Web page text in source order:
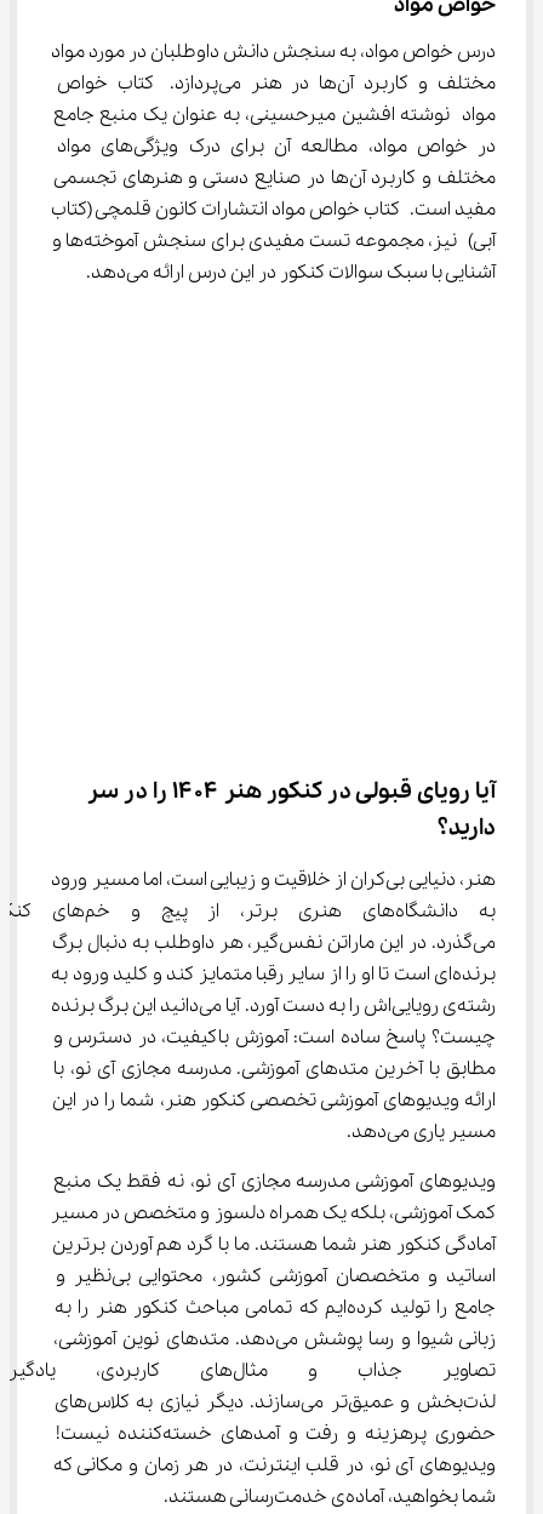
درس خواص مواد، به سنجش دانش داوطلبان در مورد مواد
مختلف و کاربرد آن‌ها در هنر می‌پردازد. کتاب خواص
مواد نوشته افشین میرحسینی، به عنوان یک منبع جامع
در خواص مواد، مطالعه آن برای درک ویژگی‌های مواد
مختلف و کاربرد آن‌ها در صنایع دستی و هنرهای تجسمی
مفید است. کتاب خواص مواد انتشارات کانون قلمچی (کتاب
آبی) نیز، مجموعه تست مفیدی برای سنجش آموخته‌ها و
آشنایی با سبک سوالات کنکور در این درس ارائه می‌دهد.
آیا رویای قبولی در کنکور هنر ۱۴۰۴ را در سر
دارید؟
هنر، دنیایی بی‌کران از خلاقیت و زیبایی است، اما مسیر ورود
به دانشگاه‌های هنری برتر،
می‌گذرد. در این ماراتن نفس‌گیر، هر داوطلب به دنبال برگ
برنده‌ای است تا او را از سایر رقبا متمایز کند و کلید ورود به
رشته‌ی رویایی‌اش را به دست آورد. آیا می‌دانید این برگ برنده
چیست؟ پاسخ ساده است: آموزش باکیفیت، در دسترس و
مطابق با آخرین متدهای آموزشی. مدرسه مجازی آی نو، با
ارائه ویدیوهای آموزشی تخصصی کنکور هنر، شما را در این
مسیر یاری می‌دهد.
ویدیوهای آموزشی مدرسه مجازی آی نو، نه فقط یک منبع
کمک آموزشی، بلکه یک همراه دلسوز و متخصص در مسیر
آمادگی کنکور هنر شما هستند. ما با گرد هم آوردن برترین
اساتید و متخصصان آموزشی کشور، محتوایی بی‌نظیر و
جامع را تولید کرده‌ایم که تمامی مباحث کنکور هنر را به
زبانی شیوا و رسا پوشش می‌دهد. متدهای نوین آموزشی،
تصاویر جذاب و مثال‌های
لذت‌بخش و عمیق‌تر می‌سازند. دیگر نیازی به کلاس‌های
حضوری پرهزینه و رفت و آمدهای خسته‌کننده نیست!
ویدیوهای آی نو، در قلب اینترنت، در هر زمان و مکانی که
شما بخواهید، آماده‌ی خدمت‌رسانی هستند.